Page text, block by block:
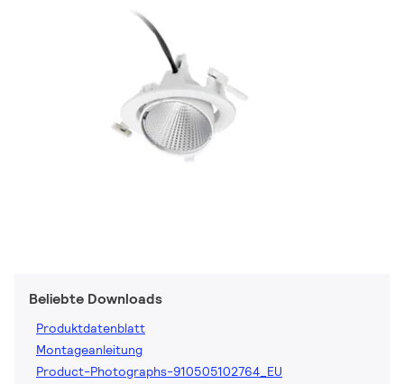
Beliebte Downloads
Produktdatenblatt
Montageanleitung
Product-Photographs-910505102764_EU